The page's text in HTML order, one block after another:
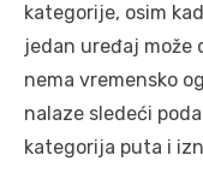
kategorije, osim
jedan uređaj može
nema vremensko
nalaze sledeći
kategorija puta i